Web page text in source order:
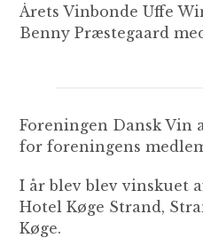
Årets Vinbonde Uffe
Benny Præstegaard
Foreningen Dansk Vin
for foreningens
I år blev blev vinskuet
Hotel Køge Strand,
Køge.